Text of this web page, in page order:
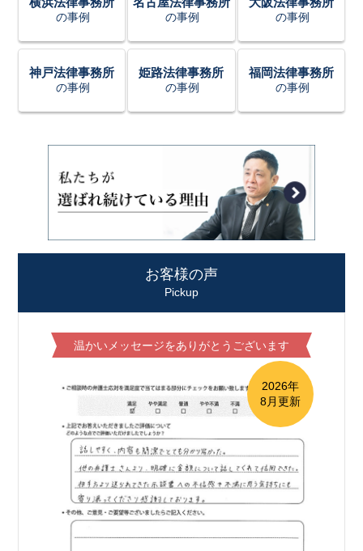
の事例 の事例 の事例
神戸法律事務所
の事例
姫路法律事務所
の事例
福岡法律事務所
の事例
お客様の声
Pickup
温かいメッセージをありがとうございます
2026年
8月更新